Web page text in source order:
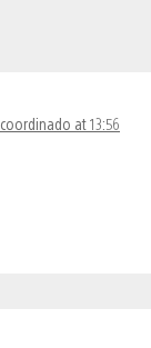
at 13:56